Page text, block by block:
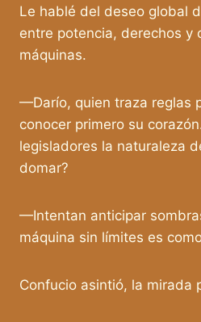
Le hablé del deseo global
entre potencia, derechos y
máquinas.
—Darío, quien traza reglas
conocer primero su
legisladores la naturaleza
domar?
—Intentan anticipar
máquina sin límites es
Confucio asintió, la mirada